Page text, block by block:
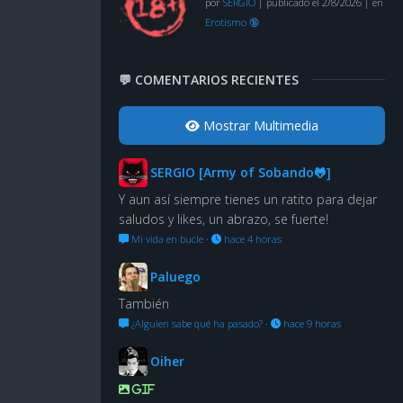
Erotismo 🔞
💬 COMENTARIOS RECIENTES
Mostrar Multimedia
SERGIO [Army of Sobando🐸]
Y aun así siempre tienes un ratito para dejar
saludos y likes, un abrazo, se fuerte!
Mi vida en bucle · hace 4 horas
Paluego
También
¿Alguien sabe qué ha pasado? · hace 9 horas
Oiher
GIF